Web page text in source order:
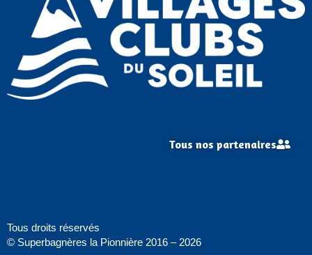
Tous nos partenaires
Tous droits réservés
© Superbagnères la Pionnière 2016 – 2026